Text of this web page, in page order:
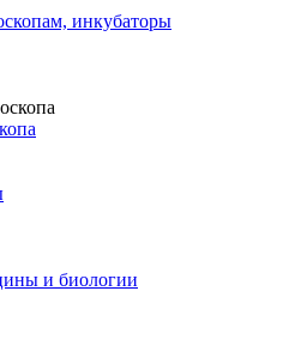
инкубаторы
и биологии